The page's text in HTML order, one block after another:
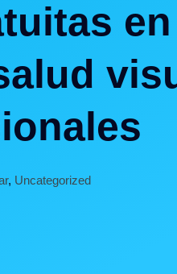
, Uncategorized